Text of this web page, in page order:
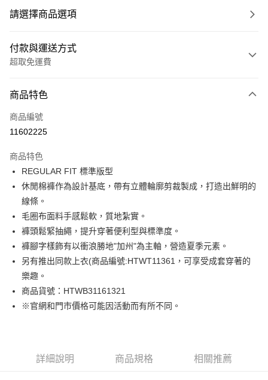
請選擇商品選項
付款與運送方式
超取免運費
信用卡一次付款
LINE Pay
街口支付
悠遊付
Google Pay
貨到付款
運送方式
免運費
宅配(本島)
商品特色
商品編號
11602225
商品特色
REGULAR FIT 標準版型
休閒棉褲作為設計基底，帶有立體輪廓剪裁製成，打造出鮮明的
線條。
毛圈布面料手感鬆軟，質地紮實。
褲頭鬆緊抽繩，提升穿著便利型與標準度。
褲腳字樣飾有以衝浪勝地"加州"為主軸，營造夏季元素。
另有推出同款上衣(商品編號:HTWT11361，可享受成套穿著的
樂趣。
商品貨號：HTWB31161321
※官網和門市價格可能因活動而有所不同。
詳細說明 商品規格 相關推薦